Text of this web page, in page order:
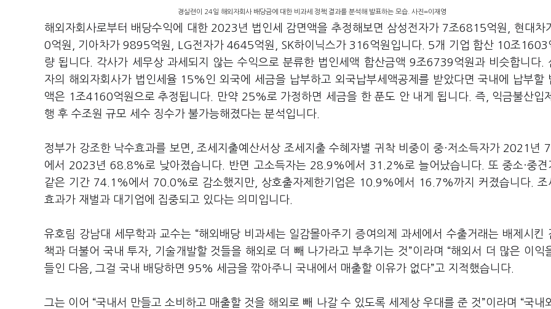
경실련이 24일 해외자회사 배당금에 대한 비과세 정책 결과를 분석해 발표하는 모습. 사진=이재영
해외자회사로부터 배당수익에 대한 2023년 법인세 감면액을 추정해보면 삼성전자가 7조6815억원, 현대차
0억원, 기아차가 9895억원, LG전자가 4645억원, SK하이닉스가 316억원입니다. 5개 기업 합산 10조1603
량 됩니다. 각사가 세무상 과세되지 않는 수익으로 분류한 법인세액 합산금액 9조6739억원과 비슷합니다.
자의 해외자회사가 법인세율 15%인 외국에 세금을 납부하고 외국납부세액공제를 받았다면 국내에 납부할
액은 1조4160억원으로 추정됩니다. 만약 25%로 가정하면 세금을 한 푼도 안 내게 됩니다. 즉, 익금불산입
행 후 수조원 규모 세수 징수가 불가능해졌다는 분석입니다.
정부가 강조한 낙수효과를 보면, 조세지출예산서상 조세지출 수혜자별 귀착 비중이 중·저소득자가 2021년
에서 2023년 68.8%로 낮아졌습니다. 반면 고소득자는 28.9%에서 31.2%로 늘어났습니다. 또 중소·중견
같은 기간 74.1%에서 70.0%로 감소했지만, 상호출자제한기업은 10.9%에서 16.7%까지 커졌습니다. 조
효과가 재벌과 대기업에 집중되고 있다는 의미입니다.
유호림 강남대 세무학과 교수는 “해외배당 비과세는 일감몰아주기 증여의제 과세에서 수출거래는 배제시킨
책과 더불어 국내 투자, 기술개발할 것들을 해외로 더 빼 나가라고 부추기는 것”이라며 “해외서 더 많은 이익
들인 다음, 그걸 국내 배당하면 95% 세금을 깎아주니 국내에서 매출할 이유가 없다”고 지적했습니다.
그는 이어 “국내서 만들고 소비하고 매출할 것을 해외로 빼 나갈 수 있도록 세제상 우대를 준 것”이라며 “국내